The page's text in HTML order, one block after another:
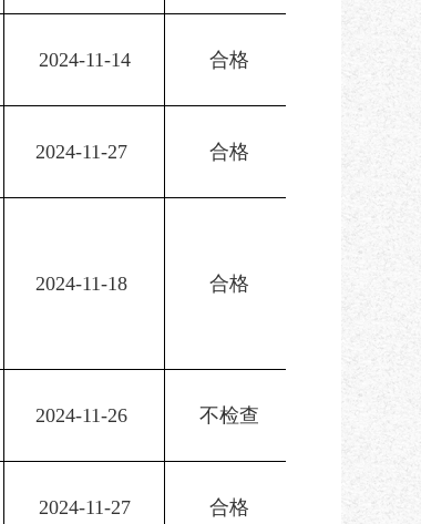
2024-11-14 合格
2024-11-27 合格
2024-11-18 合格
2024-11-26 不检查
2024-11-27 合格